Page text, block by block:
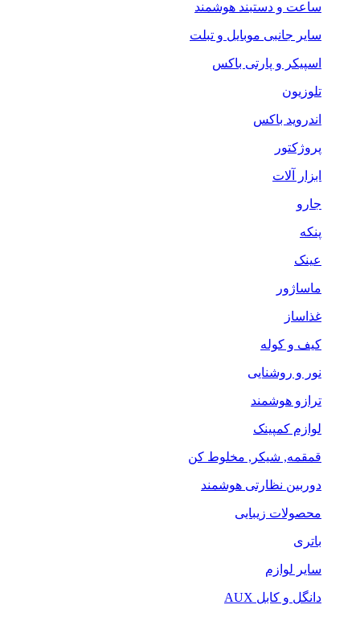
ساعت و دستبند هوشمند
سایر جانبی موبایل و تبلت
اسپیکر و پارتی باکس
تلوزیون
اندروید باکس
پروژکتور
ابزار آلات
جارو
پنکه
عینک
ماساژور
غذاساز
کیف و کوله
نور و روشنایی
ترازو هوشمند
لوازم کمپینک
قمقمه, شیکر, مخلوط کن
دوربین نظارتی هوشمند
محصولات زیبایی
باتری
سایر لوازم
دانگل و کابل AUX